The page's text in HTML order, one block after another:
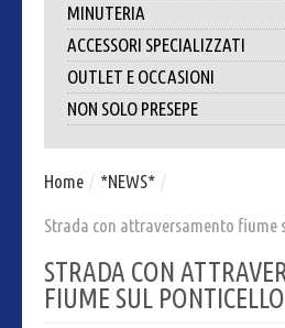
MINUTERIA
ACCESSORI SPECIALIZZATI
OUTLET E OCCASIONI
NON SOLO PRESEPE
Home / *NEWS* /
Strada con attraversamento fiume
STRADA CON
FIUME SUL PONTICELLO